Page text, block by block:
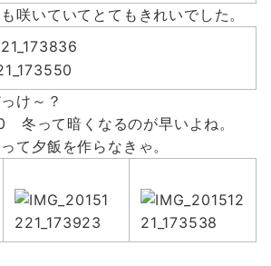
咲いていてとてもきれいでした。
け～？
冬って暗くなるのが早いよね。
て夕飯を作らなきゃ。